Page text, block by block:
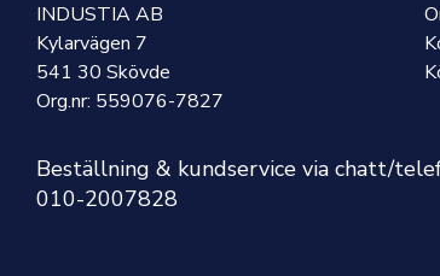
INDUSTIA AB
Kylarvägen 7
541 30 Skövde
Org.nr: 559076-7827
Beställning & kundservice via chatt/
010-2007828